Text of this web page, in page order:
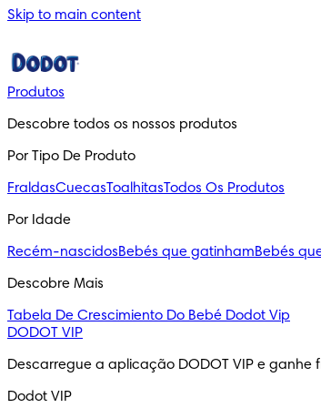
Skip to main content
Produtos
Descobre todos os nossos produtos
Por Tipo De Produto
FraldasCuecasToalhitasTodos Os Produtos
Por Idade
Recém-nascidosBebés que gatinhamBebés
Descobre Mais
Tabela De Crescimiento Do Bebé Dodot Vip
DODOT VIP
Descarregue a aplicação DODOT VIP e ganhe
Dodot VIP